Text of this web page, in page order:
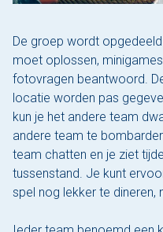
De groep wordt
moet oplossen,
fotovragen beantwoord.
locatie worden pas
kun je het andere team
andere team te
team chatten en je ziet
tussenstand. Je kunt
spel nog lekker te dineren,